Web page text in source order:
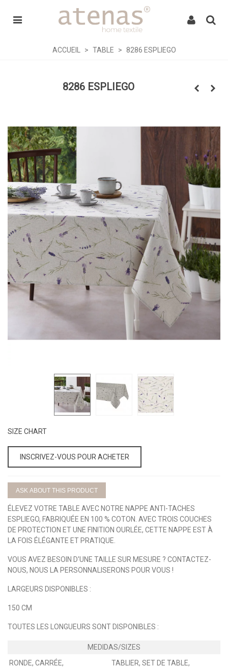
ACCUEIL > TABLE > 8286 ESPLIEGO
8286 ESPLIEGO
SIZE CHART
INSCRIVEZ-VOUS POUR ACHETER
ASK ABOUT THIS PRODUCT
ÉLEVEZ VOTRE TABLE AVEC NOTRE NAPPE ANTI-TACHES
ESPLIEGO, FABRIQUÉE EN 100 % COTON. AVEC TROIS COUCHES
DE PROTECTION ET UNE FINITION OURLÉE, CETTE NAPPE EST À
LA FOIS ÉLÉGANTE ET PRATIQUE.
VOUS AVEZ BESOIN D'UNE TAILLE SUR MESURE ? CONTACTEZ-
NOUS, NOUS LA PERSONNALISERONS POUR VOUS !
LARGEURS DISPONIBLES :
150 CM
TOUTES LES LONGUEURS SONT DISPONIBLES :
RONDE, CARRÉE,
TABLIER, SET DE TABLE,